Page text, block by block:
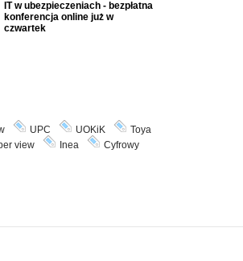
IT w ubezpieczeniach - bezpłatna
konferencja online już w
czwartek
UPC UOKiK
Toya
view Inea
Cyfrowy